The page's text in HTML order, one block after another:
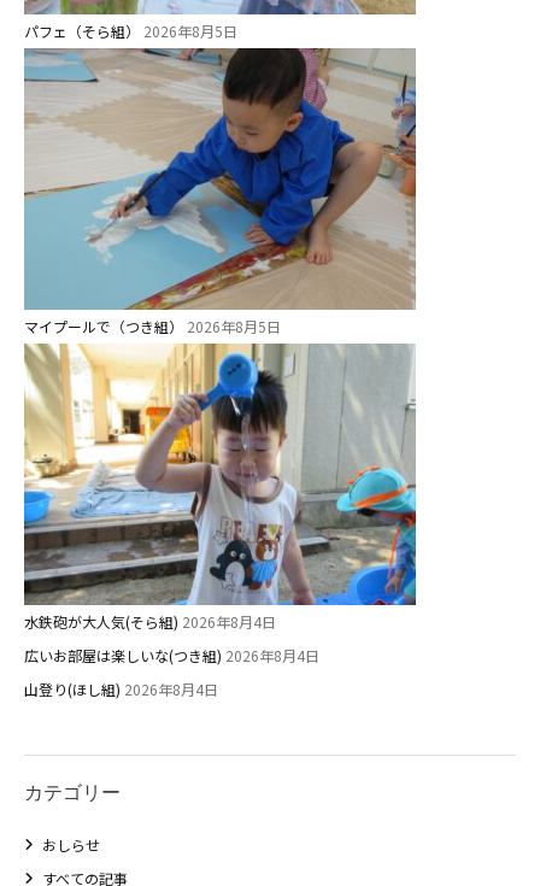
パフェ（そら組） 2026年8月5日
マイプールで（つき組） 2026年8月5日
水鉄砲が大人気(そら組) 2026年8月4日
広いお部屋は楽しいな(つき組) 2026年8月4日
山登り(ほし組) 2026年8月4日
カテゴリー
おしらせ
すべての記事